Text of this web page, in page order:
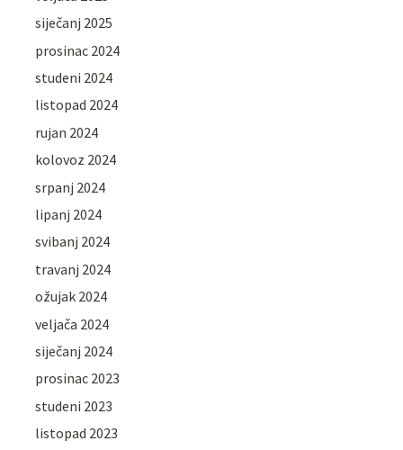
siječanj 2025
prosinac 2024
studeni 2024
listopad 2024
rujan 2024
kolovoz 2024
srpanj 2024
lipanj 2024
svibanj 2024
travanj 2024
ožujak 2024
veljača 2024
siječanj 2024
prosinac 2023
studeni 2023
listopad 2023